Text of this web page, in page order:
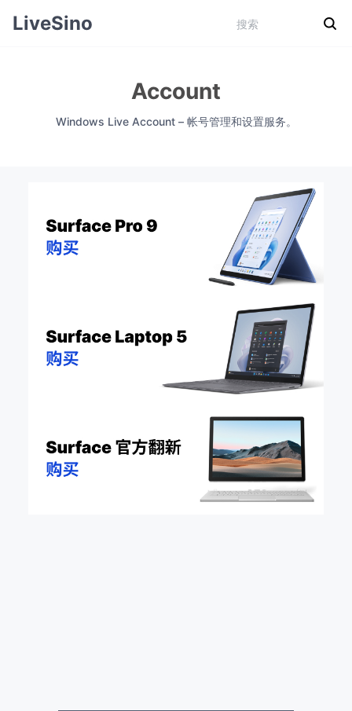
LiveSino
Account
Windows Live Account – 帐号管理和设置服务。